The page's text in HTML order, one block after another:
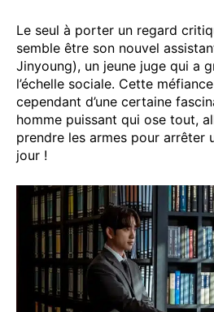
Le seul à porter un regard
semble être son nouvel
Jinyoung), un jeune juge qui a
l’échelle sociale. Cette
cependant d’une certaine
homme puissant qui ose tout,
prendre les armes pour arrêter
jour !